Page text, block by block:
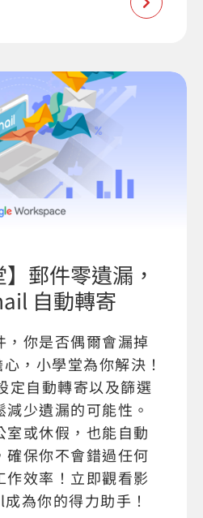
】郵件零遺漏，
自動轉寄
，你是否偶爾會漏掉
，小學堂為你解決！
定自動轉寄以及篩選
少遺漏的可能性。
室或休假，也能自動
確保你不會錯過任何
作效率！立即觀看影
為你的得力助手！